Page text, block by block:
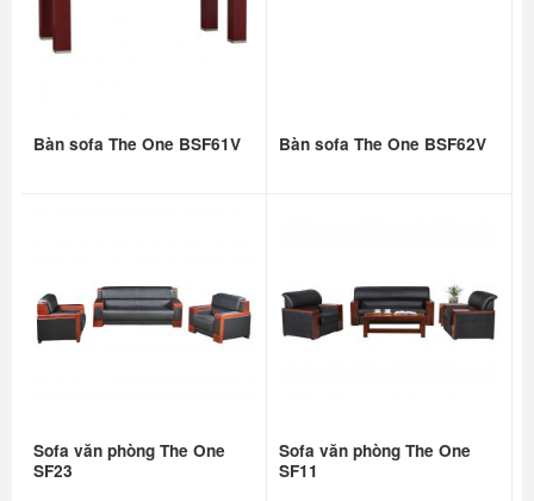
Bàn sofa The One BSF61V Bàn sofa The One BSF62V
Sofa văn phòng The One
SF23
Sofa văn phòng The One
SF11